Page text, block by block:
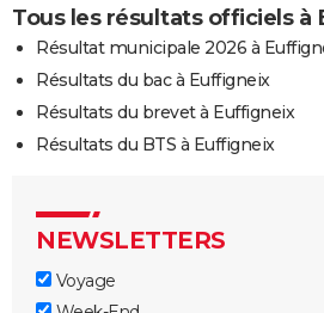
Tous les résultats officiels à
Résultat municipale 2026 à
Résultats du bac à Euffigneix
Résultats du brevet à Euffigneix
Résultats du BTS à Euffigneix
NEWSLETTERS
Voyage